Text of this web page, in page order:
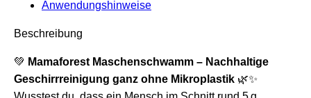
Anwendungshinweise
Beschreibung
💚 Mamaforest Maschenschwamm – Nachhaltige
Geschirrreinigung ganz ohne Mikroplastik 🌿✨